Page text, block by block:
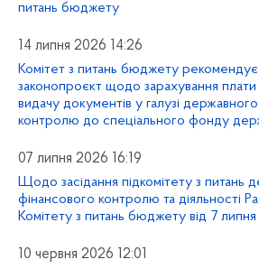
питань бюджету
14 липня 2026 14:26
Комітет з питань бюджету
законопроєкт щодо зарахування
видачу документів у галузі
контролю до спеціального фонду
07 липня 2026 16:19
Щодо засідання підкомітету з питань
фінансового контролю та діяльності
Комітету з питань бюджету від 7
10 червня 2026 12:01